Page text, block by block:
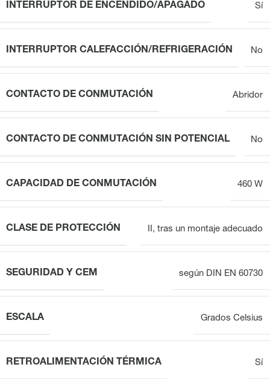
INTERRUPTOR DE ENCENDIDO/APAGADO Sí
INTERRUPTOR CALEFACCIÓN/REFRIGERACIÓN No
CONTACTO DE CONMUTACIÓN Abridor
CONTACTO DE CONMUTACIÓN SIN POTENCIAL No
CAPACIDAD DE CONMUTACIÓN 460 W
CLASE DE PROTECCIÓN II, tras un montaje adecuado
SEGURIDAD Y CEM según DIN EN 60730
ESCALA Grados Celsius
RETROALIMENTACIÓN TÉRMICA Sí